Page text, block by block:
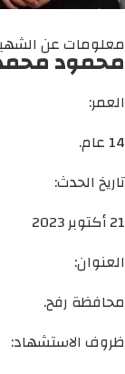
معلومات عن
محمود
العمر:
14 عام.
تاريخ الحدث:
21 أكتوبر 2023
العنوان:
محافظة رفح.
ظروف الاستشهاد: